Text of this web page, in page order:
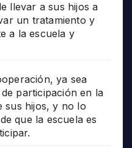
llevar a sus hijos a
un tratamiento y
a la escuela y
ya sea
participación en la
sus hijos, y no lo
que la escuela es